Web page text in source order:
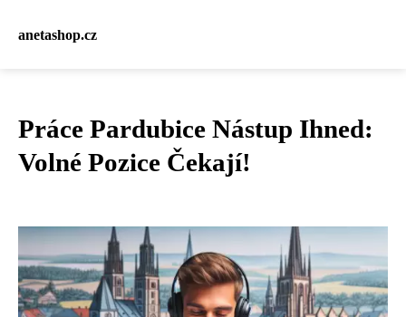
anetashop.cz
Práce Pardubice Nástup Ihned:
Volné Pozice Čekají!